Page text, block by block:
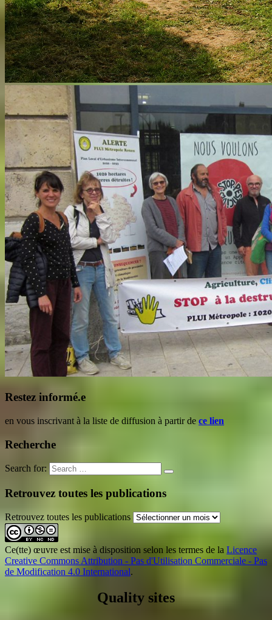
Restez informé.e
en vous inscrivant à la liste de diffusion à partir de ce lien
Recherche
Search for:
Retrouvez toutes les publications
Retrouvez toutes les publications
Ce(tte) œuvre est mise à disposition selon les termes de la Licence
Creative Commons Attribution - Pas d'Utilisation Commerciale - Pas
de Modification 4.0 International.
Quality sites